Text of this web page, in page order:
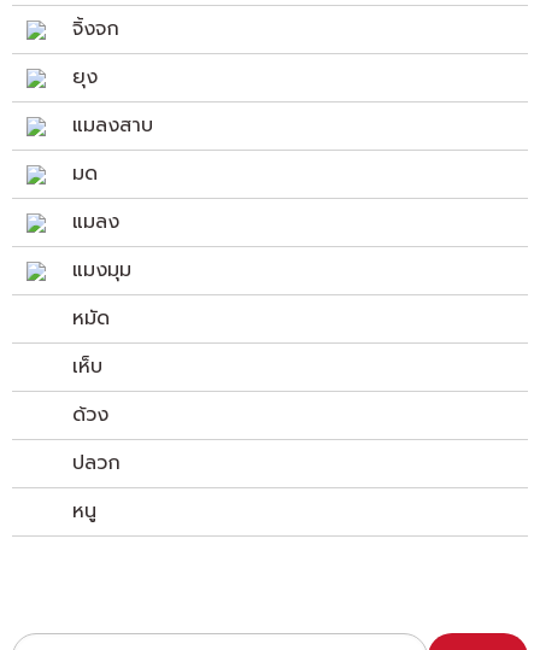
จิ้งจก
ยุง
แมลงสาบ
มด
แมลง
แมงมุม
หมัด
เห็บ
ด้วง
ปลวก
หนู